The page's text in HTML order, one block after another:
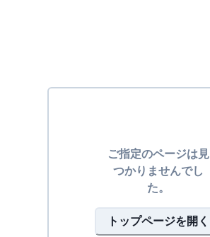
ご指定のページは見
つかりませんでし
た。
トップページを開く